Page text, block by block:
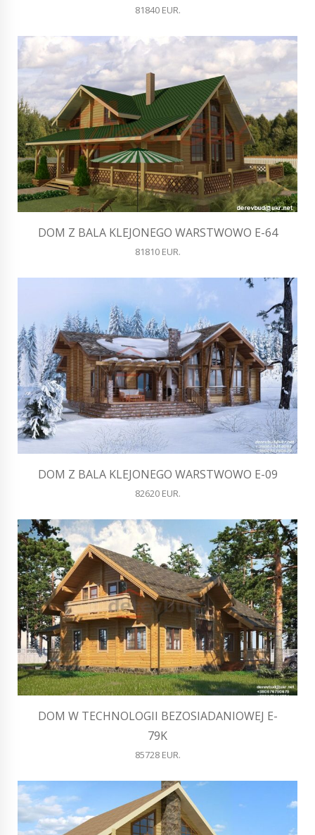
81840 EUR.
DOM Z BALA KLEJONEGO WARSTWOWO E-64
81810 EUR.
DOM Z BALA KLEJONEGO WARSTWOWO E-09
82620 EUR.
DOM W TECHNOLOGII BEZOSIADANIOWEJ E-
79K
85728 EUR.